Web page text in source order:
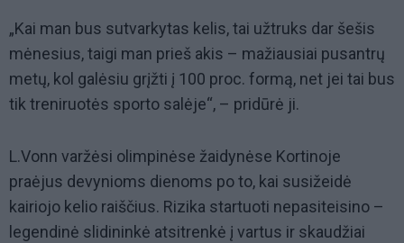
„Kai man bus sutvarkytas kelis, tai užtruks dar šešis
mėnesius, taigi man prieš akis – mažiausiai pusantrų
metų, kol galėsiu grįžti į 100 proc. formą, net jei tai bus
tik treniruotės sporto salėje“, – pridūrė ji.
L.Vonn varžėsi olimpinėse žaidynėse Kortinoje
praėjus devynioms dienoms po to, kai susižeidė
kairiojo kelio raiščius. Rizika startuoti nepasiteisino –
legendinė slidininkė atsitrenkė į vartus ir skaudžiai